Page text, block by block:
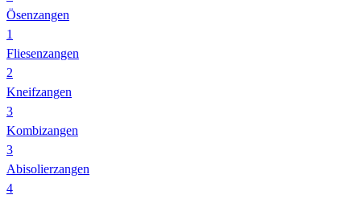
Ösenzangen
1
Fliesenzangen
2
Kneifzangen
3
Kombizangen
3
Abisolierzangen
4